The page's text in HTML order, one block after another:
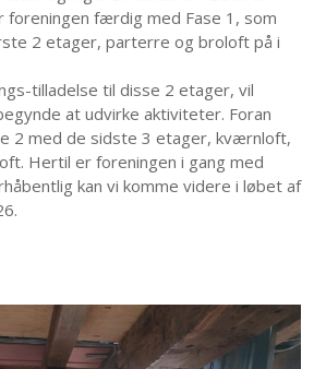
færdig med Fase 1, som
2 etager, parterre og broloft på i
tilladelse til disse 2 etager, vil
at udvirke aktiviteter. Foran
2 med de sidste 3 etager, kværnloft,
Hertil er foreningen i gang med
kan vi komme videre i løbet af